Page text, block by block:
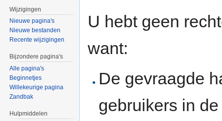
U hebt geen
want:
De gevraagde
gebruikers in
Wijzigingen
Nieuwe pagina's
Nieuwe bestanden
Recente wijzigingen
Bijzondere pagina's
Alle pagina's
Beginnetjes
Willekeurige pagina
Zandbak
Hulpmiddelen